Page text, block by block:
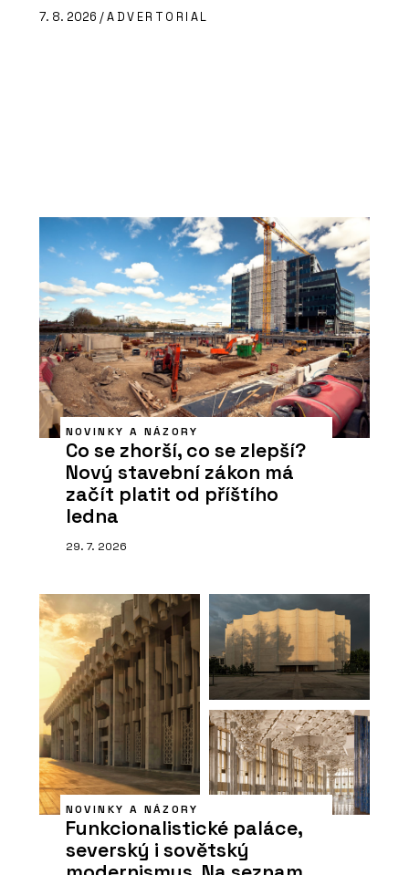
7. 8. 2026 /ADVERTORIAL
NOVINKY A NÁZORY
Co se zhorší, co se zlepší?
Nový stavební zákon má
začít platit od příštího
ledna
29. 7. 2026
NOVINKY A NÁZORY
Funkcionalistické paláce,
severský i sovětský